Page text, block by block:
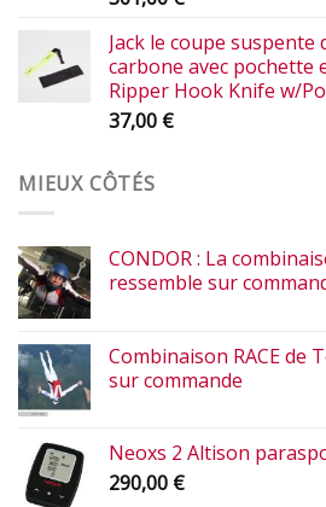
Jack le coupe suspente
carbone avec pochette
Ripper Hook Knife w/
37,00 €
MIEUX CÔTÉS
CONDOR : La
ressemble sur
Combinaison RACE de
sur commande
Neoxs 2 Altison
290,00 €